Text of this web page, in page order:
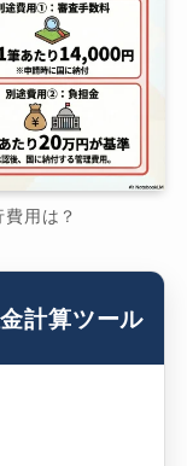
用は？
計算ツール